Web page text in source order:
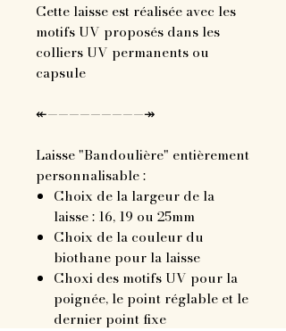
Cette laisse est réalisée avec les
motifs UV proposés dans les
colliers UV permanents ou
capsule
↞—————————↠
Laisse "Bandoulière" entièrement
personnalisable :
Choix de la largeur de la
laisse : 16, 19 ou 25mm
Choix de la couleur du
biothane pour la laisse
Choxi des motifs UV pour la
poignée, le point réglable et le
dernier point fixe